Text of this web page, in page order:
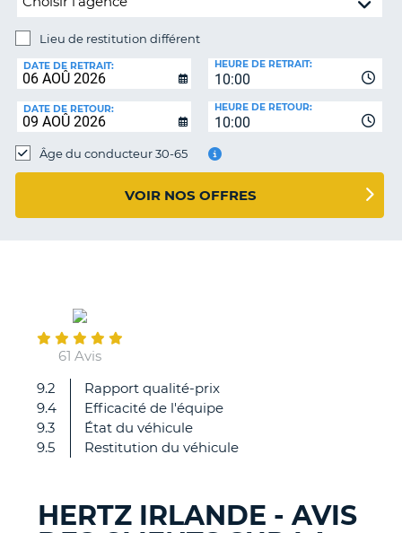
MA
Lieu de restitution différent
DE
RESTITUTION:
DATE DE RETRAIT:
10:00
HEURE DE RETRAIT:
DATE DE RETOUR:
10:00
HEURE DE RETOUR:
Âge du conducteur 30-65
VOIR NOS OFFRES
61 Avis
9.2
9.4
9.3
9.5
Rapport qualité-prix
Efficacité de l'équipe
État du véhicule
Restitution du véhicule
Vraiment,
rien
à
départ
HERTZ IRLANDE - AVIS